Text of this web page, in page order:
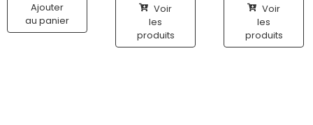
Ajouter
au panier
Voir
les
produits
Voir
les
produits